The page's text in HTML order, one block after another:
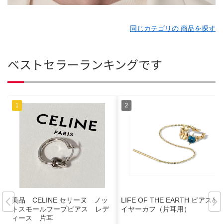
同じカテゴリの 商品を探す
ベストセラーランキングです
美品 CELINE セリーヌ ノッ
トスモールフープピアス レデ
ィース 片耳
LIFE OF THE EARTH ピアス&
イヤーカフ（片耳用）